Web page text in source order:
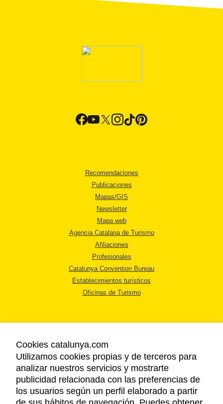
Recomendaciones
Publicaciones
Mapas/GIS
Newsletter
Mapa web
Agencia Catalana de Turismo
Afiliaciones
Profesionales
Catalunya Convention Bureau
Establecimientos turísticos
Oficinas de Turismo
AVISO LEGAL
POLÍTICA DE PRIVACIDAD
COOKIES
ACCESSIBILIDAD
Cookies catalunya.com
Utilizamos cookies propias y de terceros para
analizar nuestros servicios y mostrarte
publicidad relacionada con las preferencias de
los usuarios según un perfil elaborado a partir